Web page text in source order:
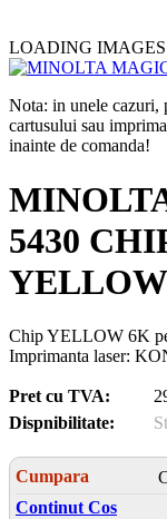
LOADING IMAGES
Nota: in unele cazuri,
cartusului sau
inainte de comanda!
5430
YELLOW
Chip YELLOW 6K
Imprimanta laser:
Pret cu TVA:
Dispnibilitate:
Cumpara
Continut Cos